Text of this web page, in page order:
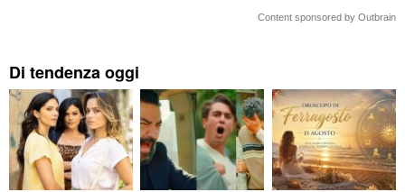
Content sponsored by Outbrain
Di tendenza oggi